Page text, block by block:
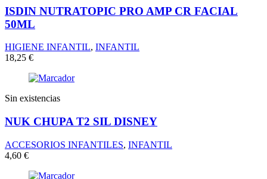
ISDIN NUTRATOPIC PRO AMP CR FACIAL
50ML
HIGIENE INFANTIL, INFANTIL
18,25 €
Sin existencias
NUK CHUPA T2 SIL DISNEY
ACCESORIOS INFANTILES, INFANTIL
4,60 €